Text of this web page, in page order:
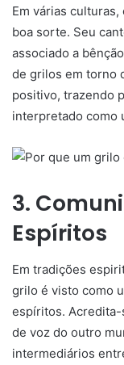
Em várias
boa sorte. Seu
associado a
de grilos em torno
positivo, trazendo
interpretado como
3.
Espíritos
Em tradições
grilo é visto como
espíritos. Acredita-
de voz do outro
intermediários